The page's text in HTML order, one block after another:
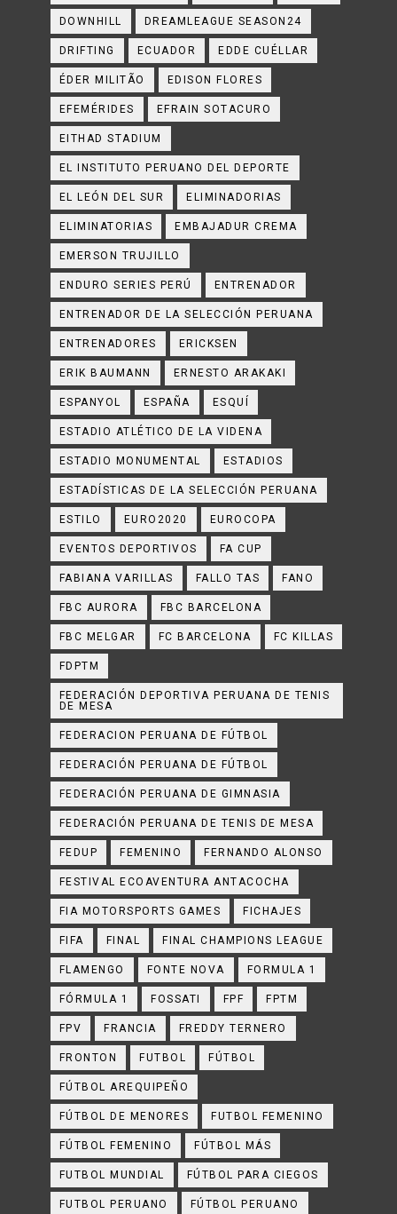
DOWNHILL DREAMLEAGUE SEASON24
DRIFTING ECUADOR EDDE CUÉLLAR
ÉDER MILITÃO EDISON FLORES
EFEMÉRIDES EFRAIN SOTACURO
EITHAD STADIUM
EL INSTITUTO PERUANO DEL DEPORTE
EL LEÓN DEL SUR ELIMINADORIAS
ELIMINATORIAS EMBAJADUR CREMA
EMERSON TRUJILLO
ENDURO SERIES PERÚ ENTRENADOR
ENTRENADOR DE LA SELECCIÓN PERUANA
ENTRENADORES ERICKSEN
ERIK BAUMANN ERNESTO ARAKAKI
ESPANYOL ESPAÑA ESQUÍ
ESTADIO ATLÉTICO DE LA VIDENA
ESTADIO MONUMENTAL ESTADIOS
ESTADÍSTICAS DE LA SELECCIÓN PERUANA
ESTILO EURO2020 EUROCOPA
EVENTOS DEPORTIVOS FA CUP
FABIANA VARILLAS FALLO TAS FANO
FBC AURORA FBC BARCELONA
FBC MELGAR FC BARCELONA FC KILLAS
FDPTM
FEDERACIÓN DEPORTIVA PERUANA DE TENIS
DE MESA
FEDERACION PERUANA DE FÚTBOL
FEDERACIÓN PERUANA DE FÚTBOL
FEDERACIÓN PERUANA DE GIMNASIA
FEDERACIÓN PERUANA DE TENIS DE MESA
FEDUP FEMENINO FERNANDO ALONSO
FESTIVAL ECOAVENTURA ANTACOCHA
FIA MOTORSPORTS GAMES FICHAJES
FIFA FINAL FINAL CHAMPIONS LEAGUE
FLAMENGO FONTE NOVA FORMULA 1
FÓRMULA 1 FOSSATI FPF FPTM
FPV FRANCIA FREDDY TERNERO
FRONTON FUTBOL FÚTBOL
FÚTBOL AREQUIPEÑO
FÚTBOL DE MENORES FUTBOL FEMENINO
FÚTBOL FEMENINO FÚTBOL MÁS
FUTBOL MUNDIAL FÚTBOL PARA CIEGOS
FUTBOL PERUANO FÚTBOL PERUANO